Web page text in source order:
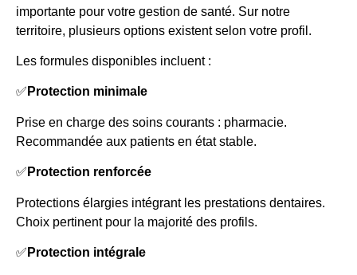
importante pour votre gestion de santé. Sur notre
territoire, plusieurs options existent selon votre profil.
Les formules disponibles incluent :
✅ Protection minimale
Prise en charge des soins courants : pharmacie.
Recommandée aux patients en état stable.
✅ Protection renforcée
Protections élargies intégrant les prestations dentaires.
Choix pertinent pour la majorité des profils.
✅ Protection intégrale